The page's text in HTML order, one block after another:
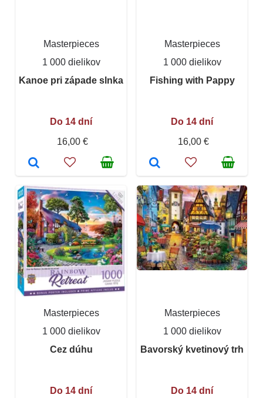
Masterpieces
1 000 dielikov
Kanoe pri západe slnka
Do 14 dní
16,00 €
Masterpieces
1 000 dielikov
Fishing with Pappy
Do 14 dní
16,00 €
Masterpieces
1 000 dielikov
Cez dúhu
Do 14 dní
Masterpieces
1 000 dielikov
Bavorský kvetinový trh
Do 14 dní